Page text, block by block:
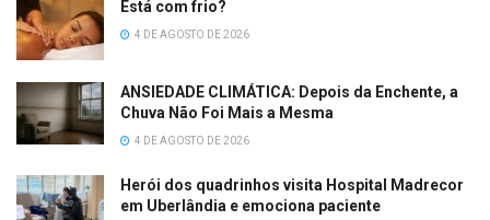
Está com frio?
4 DE AGOSTO DE 2026
ANSIEDADE CLIMÁTICA: Depois da Enchente, a
Chuva Não Foi Mais a Mesma
4 DE AGOSTO DE 2026
Herói dos quadrinhos visita Hospital Madrecor
em Uberlândia e emociona paciente